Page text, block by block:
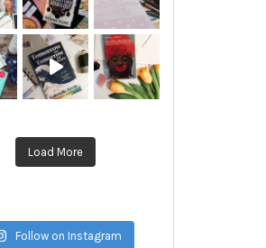
Load More
Follow on Instagram